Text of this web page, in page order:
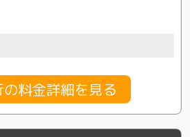
料金詳細を見る